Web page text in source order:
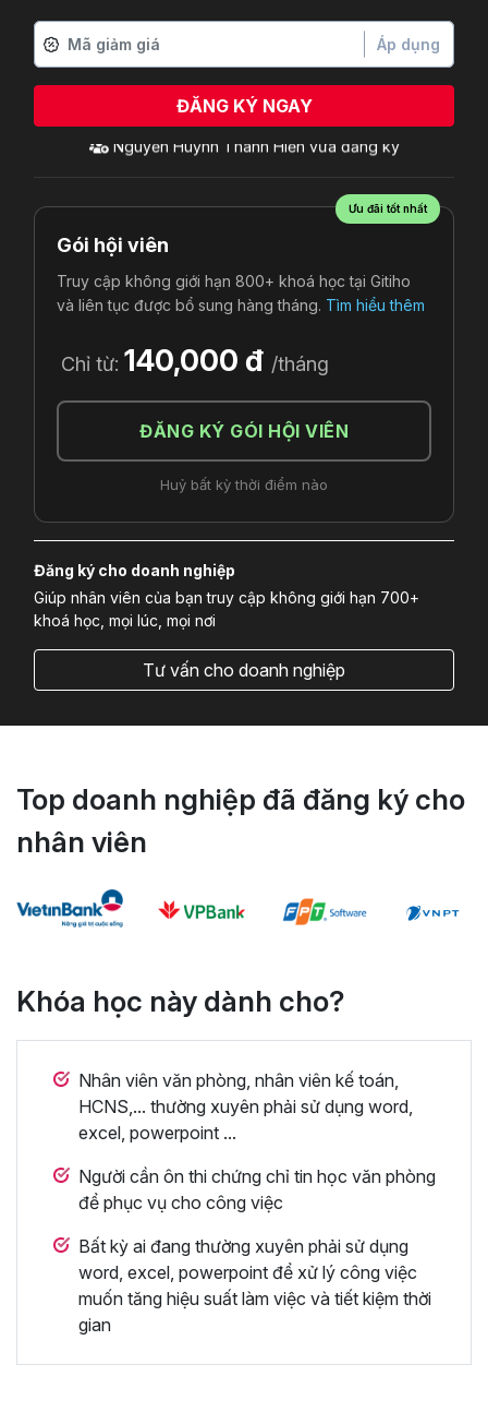
Áp dụng
ĐĂNG KÝ NGAY
Ưu đãi tốt nhất
Gói hội viên
Truy cập không giới hạn 800+ khoá học tại Gitiho
và liên tục được bổ sung hàng tháng. Tìm hiểu thêm
Chỉ từ: 140,000 đ /tháng
ĐĂNG KÝ GÓI HỘI VIÊN
Huỷ bất kỳ thời điểm nào
Đăng ký cho doanh nghiệp
Giúp nhân viên của bạn truy cập không giới hạn 700+
khoá học, mọi lúc, mọi nơi
Tư vấn cho doanh nghiệp
Top doanh nghiệp đã đăng ký cho
nhân viên
Khóa học này dành cho?
Nhân viên văn phòng, nhân viên kế toán,
HCNS,... thường xuyên phải sử dụng word,
excel, powerpoint ...
Người cần ôn thi chứng chỉ tin học văn phòng
để phục vụ cho công việc
Bất kỳ ai đang thường xuyên phải sử dụng
word, excel, powerpoint để xử lý công việc
muốn tăng hiệu suất làm việc và tiết kiệm thời
gian